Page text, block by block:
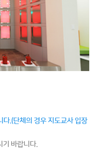
다.(단체의 경우 지도교사 입장
기 바랍니다.